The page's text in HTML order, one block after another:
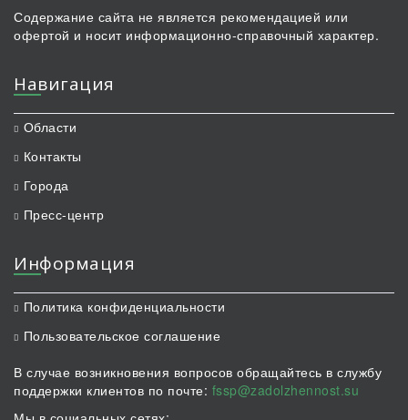
Содержание сайта не является рекомендацией или
офертой и носит информационно-справочный характер.
Навигация
Области
Контакты
Города
Пресс-центр
Информация
Политика конфиденциальности
Пользовательское соглашение
В случае возникновения вопросов обращайтесь в службу
поддержки клиентов по почте: fssp@zadolzhennost.su